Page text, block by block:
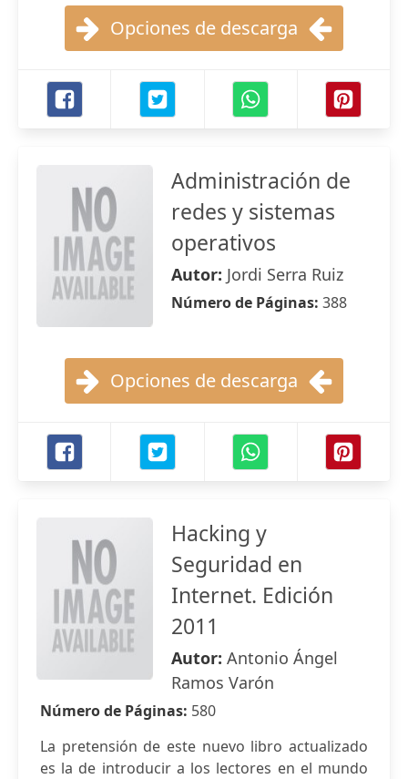
Opciones de descarga
Administración de
redes y sistemas
operativos
Autor: Jordi Serra Ruiz
Número de Páginas: 388
Opciones de descarga
Hacking y
Seguridad en
Internet. Edición
2011
Autor: Antonio Ángel
Ramos Varón
Número de Páginas: 580
La pretensión de este nuevo libro actualizado
es la de introducir a los lectores en el mundo